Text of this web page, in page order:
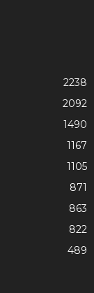
2238
2092
1490
1167
1105
871
863
822
489